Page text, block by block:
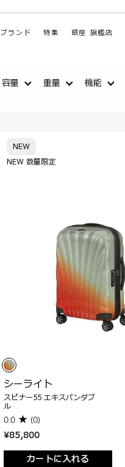
ブランド 特集 銀座 旗艦店
容量 重量 機能
¥85,800
カートに入れる
NEW 数量限定
NEW
シーライト
スピナー55 エキスパンダブ
ル
0.0 (0)